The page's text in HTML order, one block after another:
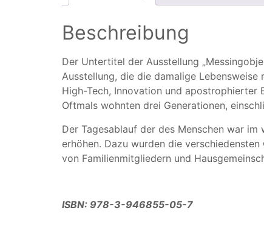
Beschreibung
Der Untertitel der Ausstellung
Ausstellung, die die damalige
High-Tech, Innovation und apostrophierter
Oftmals wohnten drei Generationen,
Der Tagesablauf der des Menschen war
erhöhen. Dazu wurden die
von Familienmitgliedern und
ISBN: 978-3-946855-05-7